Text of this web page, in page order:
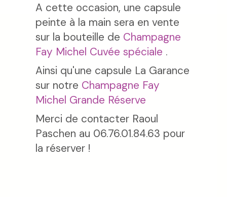
A cette occasion, une capsule
peinte à la main sera en vente
sur la bouteille de Champagne
Fay Michel Cuvée spéciale .
Ainsi qu'une capsule La Garance
sur notre Champagne Fay
Michel Grande Réserve
Merci de contacter Raoul
Paschen au 06.76.01.84.63 pour
la réserver !